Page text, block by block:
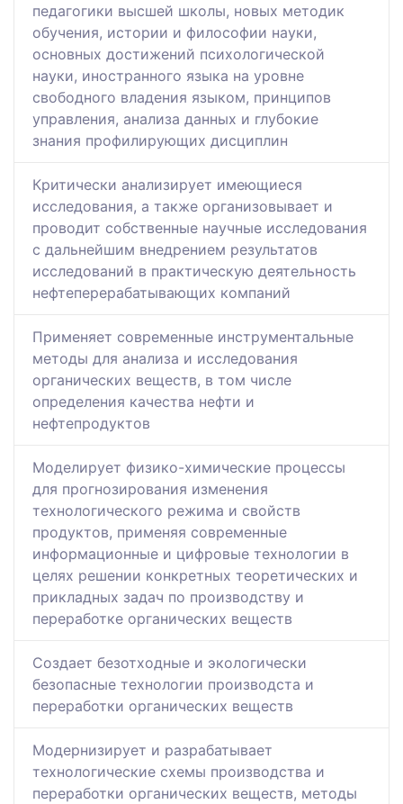
педагогики высшей школы, новых методик
обучения, истории и философии науки,
основных достижений психологической
науки, иностранного языка на уровне
свободного владения языком, принципов
управления, анализа данных и глубокие
знания профилирующих дисциплин
Критически анализирует имеющиеся
исследования, а также организовывает и
проводит собственные научные исследования
с дальнейшим внедрением результатов
исследований в практическую деятельность
нефтеперерабатывающих компаний
Применяет современные инструментальные
методы для анализа и исследования
органических веществ, в том числе
определения качества нефти и
нефтепродуктов
Моделирует физико-химические процессы
для прогнозирования изменения
технологического режима и свойств
продуктов, применяя современные
информационные и цифровые технологии в
целях решении конкретных теоретических и
прикладных задач по производству и
переработке органических веществ
Создает безотходные и экологически
безопасные технологии производста и
переработки органических веществ
Модернизирует и разрабатывает
технологические схемы производства и
переработки органических веществ, методы